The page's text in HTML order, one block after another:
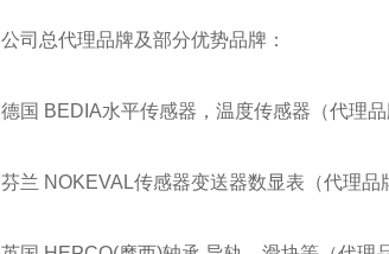
公司总代理品牌及部分优势品牌：
德国 BEDIA水平传感器，温度传感器（代理品
芬兰 NOKEVAL传感器变送器数显表（代理品